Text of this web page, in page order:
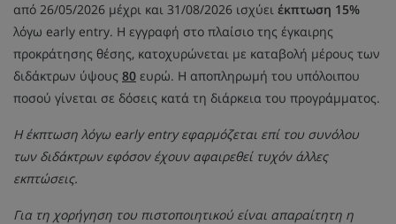
από 26/05/2026 μέχρι και 31/08/2026 ισχύει έκπτωση 15%
λόγω early entry. Η εγγραφή στο πλαίσιο της έγκαιρης
προκράτησης θέσης, κατοχυρώνεται με καταβολή μέρους των
διδάκτρων ύψους 80 ευρώ. Η αποπληρωμή του υπόλοιπου
ποσού γίνεται σε δόσεις κατά τη διάρκεια του προγράμματος.
Η έκπτωση λόγω early entry εφαρμόζεται επί του συνόλου
των διδάκτρων εφόσον έχουν αφαιρεθεί τυχόν άλλες
εκπτώσεις.
Για τη χορήγηση του πιστοποιητικού είναι απαραίτητη η